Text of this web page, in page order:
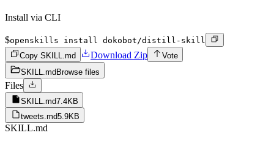
Install via CLI
$openskills install dokobot/distill-skill
Copy SKILL.md
Download Zip
Vote
SKILL.md Browse files
Files
SKILL.md7.4KB
tweets.md5.9KB
SKILL.md